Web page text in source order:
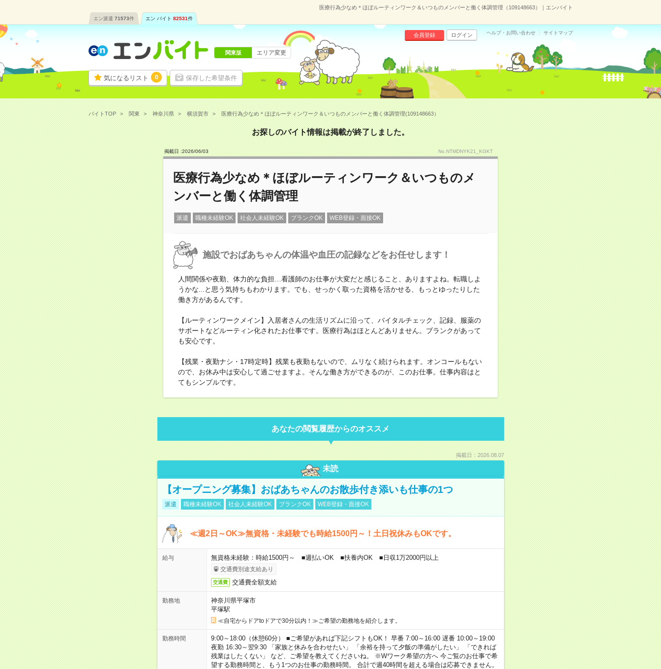
医療行為少なめ＊ほぼルーティンワーク＆いつものメンバーと働く体調管理（109148663）｜エンバイト
エン派遣 71573件 エン バイト 82531件
気になるリスト 0 保存した希望条件
会員登録 ログイン ヘルプ・お問い合わせ サイトマップ
関東版 エリア変更
バイトTOP 関東 神奈川県 横須賀市 医療行為少なめ＊ほぼルーティンワーク＆いつものメンバーと働く体調管理(109148663）
お探しのバイト情報は掲載が終了しました。
掲載日 :2026/06/03 No.NTMDNYK21_KGKT
医療行為少なめ＊ほぼルーティンワーク＆いつものメ
ンバーと働く体調管理
派遣 職種未経験OK 社会人未経験OK ブランクOK WEB登録・面接OK
施設でおばあちゃんの体温や血圧の記録などをお任せします！
人間関係や夜勤、体力的な負担…看護師のお仕事が大変だと感じること、ありますよね。転職しよ
うかな...と思う気持ちもわかります。でも、せっかく取った資格を活かせる、もっとゆったりした
働き方があるんです。
【ルーティンワークメイン】入居者さんの生活リズムに沿って、バイタルチェック、記録、服薬の
サポートなどルーティン化されたお仕事です。医療行為はほとんどありません。ブランクがあって
も安心です。
【残業・夜勤ナシ・17時定時】残業も夜勤もないので、ムリなく続けられます。オンコールもない
ので、お休み中は安心して過ごせますよ。そんな働き方ができるのが、このお仕事。仕事内容はと
てもシンプルです。
あなたの閲覧履歴からのオススメ
掲載日：2026.08.07
未読
【オープニング募集】おばあちゃんのお散歩付き添いも仕事の1つ
派遣 職種未経験OK 社会人未経験OK ブランクOK WEB登録・面接OK
≪週2日～OK≫無資格・未経験でも時給1500円～！土日祝休みもOKです。
給与 無資格未経験：時給1500円～ ■週払いOK ■扶養内OK ■日収1万2000円以上
交通費別途支給あり
交通費 交通費全額支給
勤務地
神奈川県平塚市
平塚駅
≪自宅からドアtoドアで30分以内！≫ご希望の勤務地を紹介します。
勤務時間
9:00～18:00（休憩60分） ■ご希望があれば下記シフトもOK！ 早番 7:00～16:00 遅番 10:00～19:00
夜勤 16:30～翌9:30 「家族と休みを合わせたい」 「余裕を持って夕飯の準備がしたい」 「できれば
残業はしたくない」 など、ご希望を教えてくださいね。 ※Wワーク希望の方へ 今ご覧のお仕事で希
望する勤務時間と、もう1つのお仕事の勤務時間。 合計で週40時間を超える場合は応募できません。